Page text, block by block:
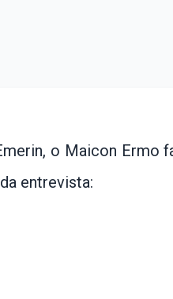
o Maicon Ermo
entrevista: